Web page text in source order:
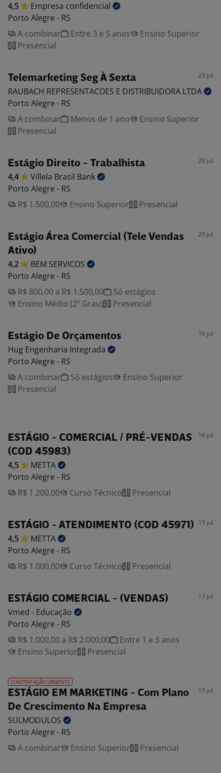
4,5 Empresa confidencial
Porto Alegre - RS
A combinar
Entre 3 e 5 anos
Ensino Superior
Presencial
Telemarketing Seg À Sexta 23 jul
RAUBACH REPRESENTACOES E DISTRIBUIDORA LTDA
Porto Alegre - RS
A combinar
Menos de 1 ano
Ensino Superior
Presencial
Estágio Direito - Trabalhista 20 jul
4,4 Villela Brasil Bank
Porto Alegre - RS
R$ 1.500,00
Ensino Superior Presencial
Estágio Área Comercial (Tele Vendas
Ativo)
20 jul
4,2 BEM SERVICOS
Porto Alegre - RS
R$ 800,00 a R$ 1.500,00
Só estágios
Ensino Médio (2º Grau)
Presencial
Estágio De Orçamentos 16 jul
Hug Engenharia Integrada
Porto Alegre - RS
A combinar
Só estágios
Ensino Superior
Presencial
ESTÁGIO - COMERCIAL / PRÉ-VENDAS
(COD 45983)
16 jul
4,5
METTA
Porto Alegre - RS
R$ 1.200,00
Curso Técnico Presencial
ESTÁGIO - ATENDIMENTO (COD 45971) 15 jul
4,5
METTA
Porto Alegre - RS
R$ 1.000,00
Curso Técnico Presencial
ESTÁGIO COMERCIAL - (VENDAS) 13 jul
Vmed - Educação
Porto Alegre - RS
R$ 1.000,00 a R$ 2.000,00
Entre 1 e 3 anos
Ensino Superior
Presencial
CONTRATAÇÃO URGENTE
ESTÁGIO EM MARKETING - Com Plano
De Crescimento Na Empresa
10 jul
SULMODULOS
Porto Alegre - RS
A combinar
Ensino Superior Presencial